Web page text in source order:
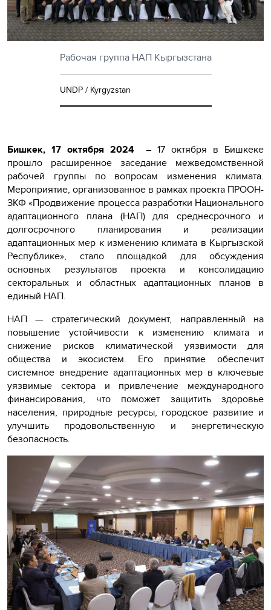
Рабочая группа НАП Кыргызстана
UNDP / Kyrgyzstan
Бишкек, 17 октября 2024 – 17 октября в Бишкеке
прошло расширенное заседание межведомственной
рабочей группы по вопросам изменения климата.
Мероприятие, организованное в рамках проекта ПРООН-
ЗКФ «Продвижение процесса разработки Национального
адаптационного плана (НАП) для среднесрочного и
долгосрочного планирования и реализации
адаптационных мер к изменению климата в Кыргызской
Республике», стало площадкой для обсуждения
основных результатов проекта и консолидацию
секторальных и областных адаптационных планов в
единый НАП.
НАП — стратегический документ, направленный на
повышение устойчивости к изменению климата и
снижение рисков климатической уязвимости для
общества и экосистем. Его принятие обеспечит
системное внедрение адаптационных мер в ключевые
уязвимые сектора и привлечение международного
финансирования, что поможет защитить здоровье
населения, природные ресурсы, городское развитие и
улучшить продовольственную и энергетическую
безопасность.